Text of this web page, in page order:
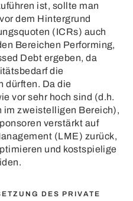
ist, sollte man
dem Hintergrund
(ICRs) auch
Bereichen Performing,
Debt ergeben, da
die
dürften. Da die
vor sehr hoch sind (d.h.
im zweistelligen Bereich),
verstärkt auf
(LME) zurück,
und kostspielige
DES PRIVATE